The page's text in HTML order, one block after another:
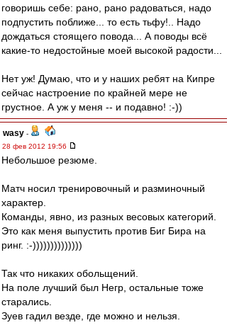
говоришь себе: рано, рано радоваться, надо
подпустить поближе... то есть тьфу!.. Надо
дождаться стоящего повода... А поводы всё
какие-то недостойные моей высокой радости...
Нет уж! Думаю, что и у наших ребят на Кипре
сейчас настроение по крайней мере не
грустное. А уж у меня -- и подавно! :-))
wasy -
28 фев 2012 19:56
Небольшое резюме.
Матч носил тренировочный и разминочный
характер.
Команды, явно, из разных весовых категорий.
Это как меня выпустить против Биг Бира на
ринг. :-))))))))))))))
Так что никаких обольщений.
На поле лучший был Негр, остальные тоже
старались.
Зуев гадил везде, где можно и нельзя.